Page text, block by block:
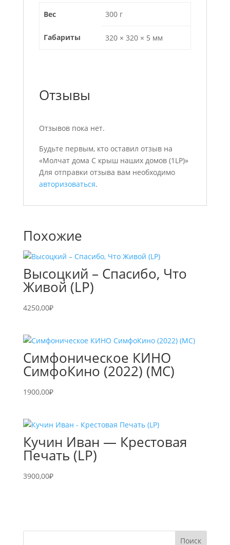
Вес 300 г
Габариты 320 × 320 × 5 мм
Отзывы
Отзывов пока нет.
Будьте первым, кто оставил отзыв на
«Молчат дома С крыш наших домов (1LP)»
Для отправки отзыва вам необходимо
авторизоваться.
Похожие
Высоцкий – Спасибо, Что
Живой (LP)
4250,00₽
Симфоническое КИНО
СимфоКино (2022) (MC)
1900,00₽
Кучин Иван — Крестовая
Печать (LP)
3900,00₽